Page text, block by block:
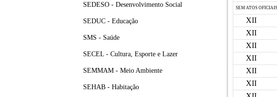
SEDESO - Desenvolvimento Social
SEDUC - Educação
SMS - Saúde
SECEL - Cultura, Esporte e Lazer
SEMMAM - Meio Ambiente
SEHAB - Habitação
SEM ATOS
XII
XII
XII
XII
XII
XII